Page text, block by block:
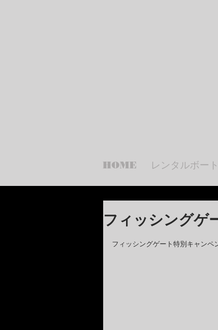
HOME レンタルボート
フィッシングゲ
フィッシングゲート特別キャンペ